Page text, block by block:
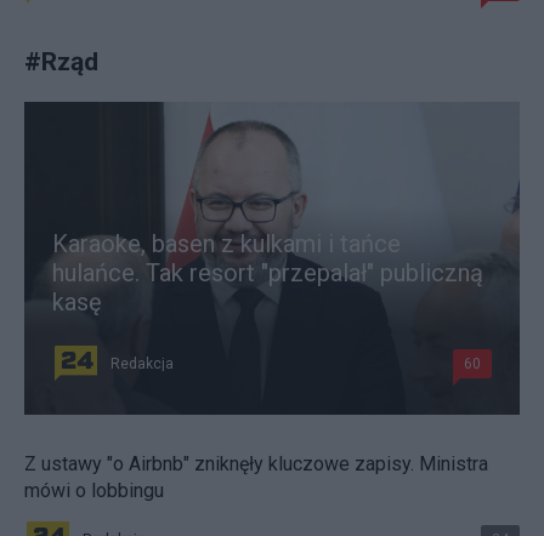
#Rząd
Karaoke, basen z kulkami i tańce
hulańce. Tak resort "przepalał" publiczną
kasę
Redakcja 60
Z ustawy "o Airbnb" zniknęły kluczowe zapisy. Ministra
mówi o lobbingu